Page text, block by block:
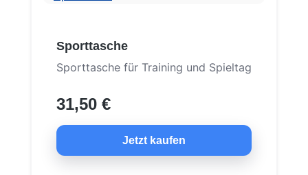
Sporttasche
Sporttasche für Training und Spieltag
31,50 €
Jetzt kaufen